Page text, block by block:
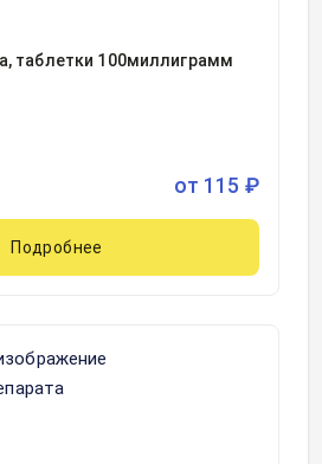
таблетки 100миллиграмм
от 115 ₽
Подробнее